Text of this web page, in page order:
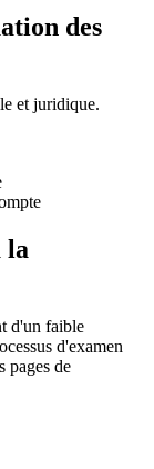
des
et juridique.
la
d'un faible
d'examen
pages de